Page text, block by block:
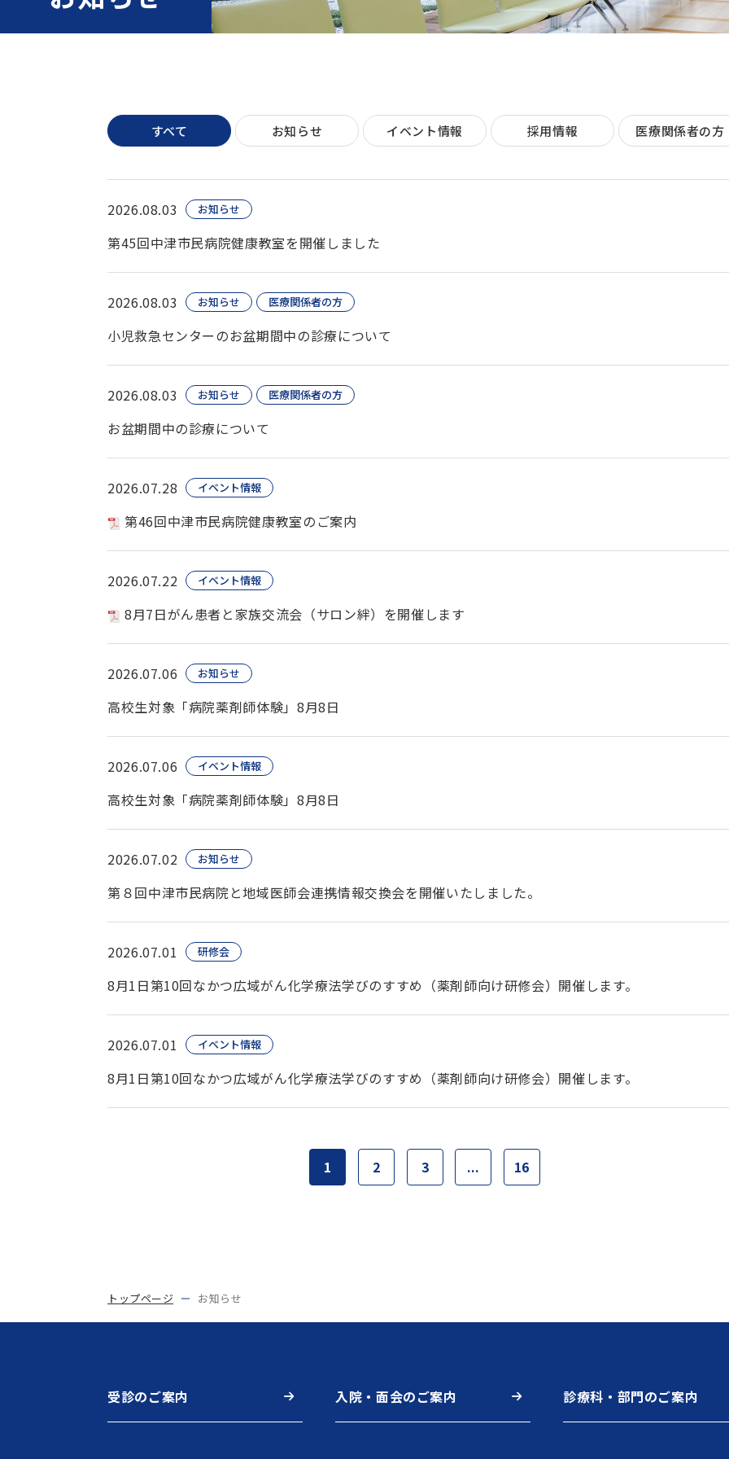
すべて お知らせ イベント情報 採用情報 医療関係者の方
2026.08.03 お知らせ
第45回中津市民病院健康教室を開催しました
2026.08.03 お知らせ 医療関係者の方
小児救急センターのお盆期間中の診療について
2026.08.03 お知らせ 医療関係者の方
お盆期間中の診療について
2026.07.28 イベント情報
第46回中津市民病院健康教室のご案内
2026.07.22 イベント情報
8月7日がん患者と家族交流会（サロン絆）を開催します
2026.07.06 お知らせ
高校生対象「病院薬剤師体験」8月8日
2026.07.06 イベント情報
高校生対象「病院薬剤師体験」8月8日
2026.07.02 お知らせ
第８回中津市民病院と地域医師会連携情報交換会を開催いたしました。
2026.07.01 研修会
8月1日第10回なかつ広域がん化学療法学びのすすめ（薬剤師向け研修会）開催します。
2026.07.01 イベント情報
8月1日第10回なかつ広域がん化学療法学びのすすめ（薬剤師向け研修会）開催します。
1 2 3 ... 16
トップページ お知らせ
受診のご案内 入院・面会のご案内 診療科・部門のご案内